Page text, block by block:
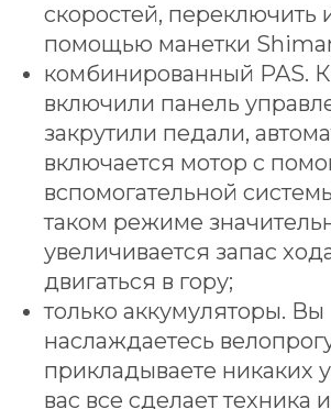
скоростей, переключить
помощью манетки
комбинированный PAS.
включили панель
закрутили педали,
включается мотор с
вспомогательной
таком режиме
увеличивается запас
двигаться в гору;
только аккумуляторы. Вы
наслаждаетесь
прикладываете никаких
вас все сделает техника и